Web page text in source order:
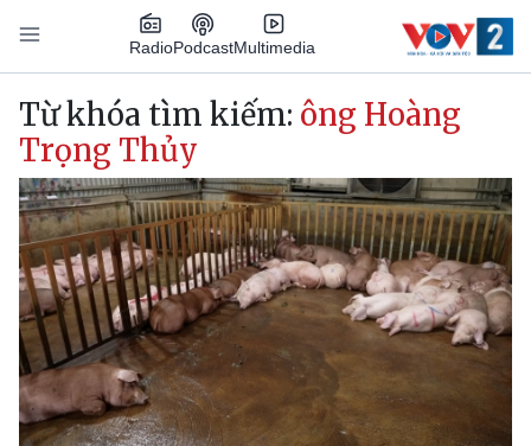
Nhảy đến nội dung
RadioPodcastMultimedia
Main navigation
Từ khóa tìm kiếm: ông Hoàng
Trọng Thủy